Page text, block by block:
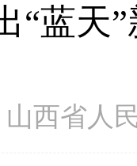
“蓝
西省人